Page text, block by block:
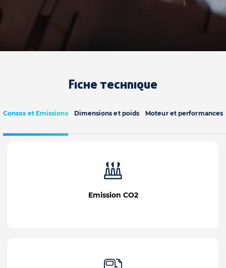
Fiche technique
Consos et Emissions Dimensions et poids Moteur et performances
Emission CO2